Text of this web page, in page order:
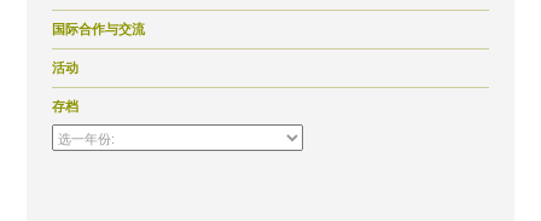
国际合作与交流
活动
存档